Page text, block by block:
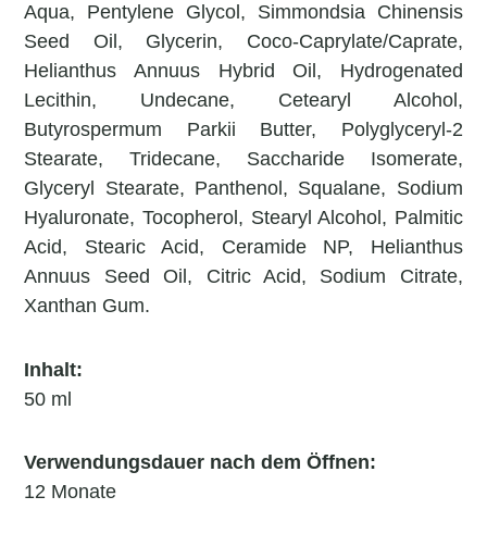
Aqua, Pentylene Glycol, Simmondsia Chinensis
Seed Oil, Glycerin, Coco-Caprylate/Caprate,
Helianthus Annuus Hybrid Oil, Hydrogenated
Lecithin, Undecane, Cetearyl Alcohol,
Butyrospermum Parkii Butter, Polyglyceryl-2
Stearate, Tridecane, Saccharide Isomerate,
Glyceryl Stearate, Panthenol, Squalane, Sodium
Hyaluronate, Tocopherol, Stearyl Alcohol, Palmitic
Acid, Stearic Acid, Ceramide NP, Helianthus
Annuus Seed Oil, Citric Acid, Sodium Citrate,
Xanthan Gum.
Inhalt:
50 ml
Verwendungsdauer nach dem Öffnen:
12 Monate